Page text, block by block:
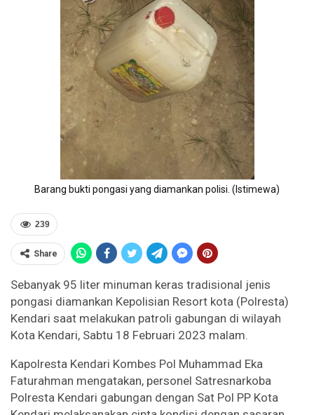
Barang bukti pongasi yang diamankan polisi. (Istimewa)
239
Share
Sebanyak 95 liter minuman keras tradisional jenis
pongasi diamankan Kepolisian Resort kota (Polresta)
Kendari saat melakukan patroli gabungan di wilayah
Kota Kendari, Sabtu 18 Februari 2023 malam.
Kapolresta Kendari Kombes Pol Muhammad Eka
Faturahman mengatakan, personel Satresnarkoba
Polresta Kendari gabungan dengan Sat Pol PP Kota